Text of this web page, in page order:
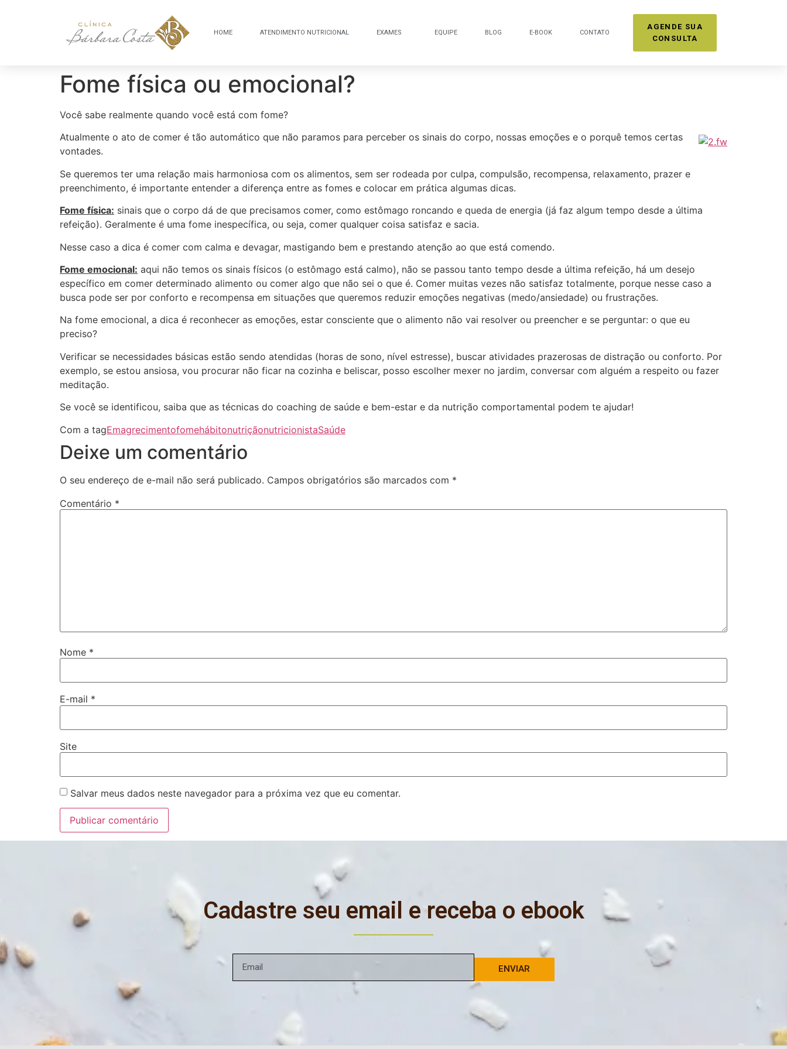
HOME ATENDIMENTO NUTRICIONAL EXAMES EQUIPE BLOG E-BOOK CONTATO
AGENDE SUA
CONSULTA
Fome física ou emocional?
Você sabe realmente quando você está com fome?
Atualmente o ato de comer é tão automático que não paramos para perceber os sinais do corpo, nossas emoções e o porquê temos certas
vontades.
Se queremos ter uma relação mais harmoniosa com os alimentos, sem ser rodeada por culpa, compulsão, recompensa, relaxamento, prazer e
preenchimento, é importante entender a diferença entre as fomes e colocar em prática algumas dicas.
Fome física: sinais que o corpo dá de que precisamos comer, como estômago roncando e queda de energia (já faz algum tempo desde a última
refeição). Geralmente é uma fome inespecífica, ou seja, comer qualquer coisa satisfaz e sacia.
Nesse caso a dica é comer com calma e devagar, mastigando bem e prestando atenção ao que está comendo.
Fome emocional: aqui não temos os sinais físicos (o estômago está calmo), não se passou tanto tempo desde a última refeição, há um desejo
específico em comer determinado alimento ou comer algo que não sei o que é. Comer muitas vezes não satisfaz totalmente, porque nesse caso a
busca pode ser por conforto e recompensa em situações que queremos reduzir emoções negativas (medo/ansiedade) ou frustrações.
Na fome emocional, a dica é reconhecer as emoções, estar consciente que o alimento não vai resolver ou preencher e se perguntar: o que eu
preciso?
Verificar se necessidades básicas estão sendo atendidas (horas de sono, nível estresse), buscar atividades prazerosas de distração ou conforto. Por
exemplo, se estou ansiosa, vou procurar não ficar na cozinha e beliscar, posso escolher mexer no jardim, conversar com alguém a respeito ou fazer
meditação.
Se você se identificou, saiba que as técnicas do coaching de saúde e bem-estar e da nutrição comportamental podem te ajudar!
Com a tagEmagrecimentofomehábitonutriçãonutricionistaSaúde
Deixe um comentário
O seu endereço de e-mail não será publicado. Campos obrigatórios são marcados com *
Comentário *
Nome *
E-mail *
Site
Salvar meus dados neste navegador para a próxima vez que eu comentar.
Cadastre seu email e receba o ebook
ENVIAR